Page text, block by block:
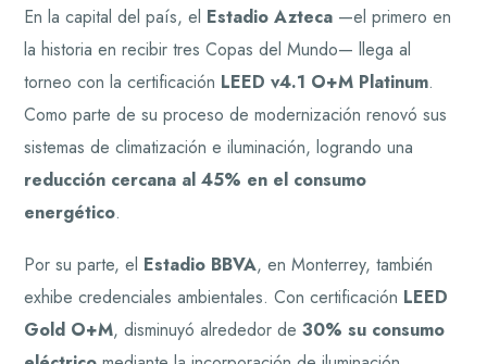
En la capital del país, el Estadio Azteca —el primero en
la historia en recibir tres Copas del Mundo— llega al
torneo con la certificación LEED v4.1 O+M Platinum.
Como parte de su proceso de modernización renovó sus
sistemas de climatización e iluminación, logrando una
reducción cercana al 45% en el consumo
energético.
Por su parte, el Estadio BBVA, en Monterrey, también
exhibe credenciales ambientales. Con certificación LEED
Gold O+M, disminuyó alrededor de30% su consumo